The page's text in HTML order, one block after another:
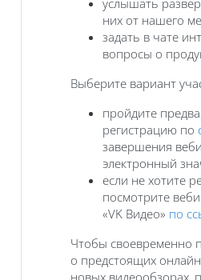
них от нашего
задать в чате
вопросы о
Выберите вариант
пройдите
регистрацию по
завершения
электронный
если не хотите
посмотрите
«VK Видео» по
Чтобы своевременно
о предстоящих
новых видеообзорах,